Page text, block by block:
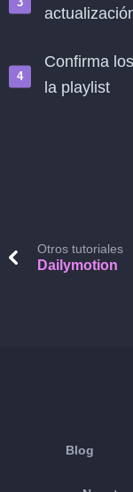
Confirma
la playlist
Otros tutoriales
Dailymotion
Blog